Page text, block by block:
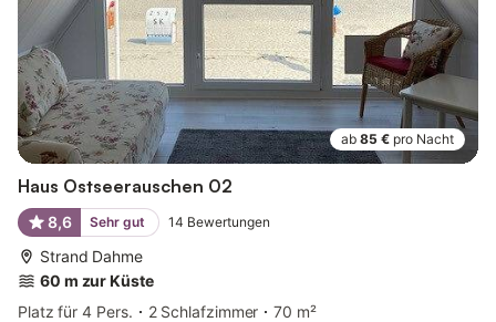
ab 85 € pro Nacht
Haus Ostseerauschen 02
8,6 Sehr gut 14 Bewertungen
Strand Dahme
60 m zur Küste
Platz für 4 Pers.
2 Schlafzimmer 70 m²